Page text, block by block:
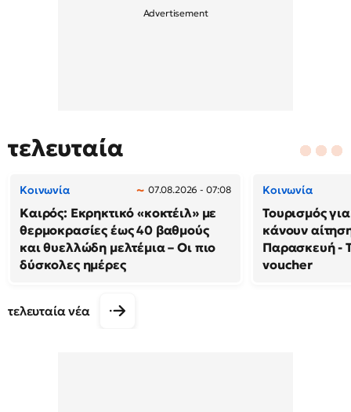
τελευταία
Κοινωνία 07.08.2026 - 07:08
Καιρός: Εκρηκτικό «κοκτέιλ» με
θερμοκρασίες έως 40 βαθμούς
και θυελλώδη μελτέμια – Οι πιο
δύσκολες ημέρες
Κοινωνία
Τουρισμός
κάνουν
Παρασκευή -
voucher
τελευταία νέα